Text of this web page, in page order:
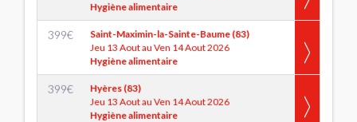
Hygiène alimentaire
399€
Saint-Maximin-la-Sainte-Baume (83)
Jeu 13 Aout au Ven 14 Aout 2026
Hygiène alimentaire
399€
Hyères (83)
Jeu 13 Aout au Ven 14 Aout 2026
Hygiène alimentaire